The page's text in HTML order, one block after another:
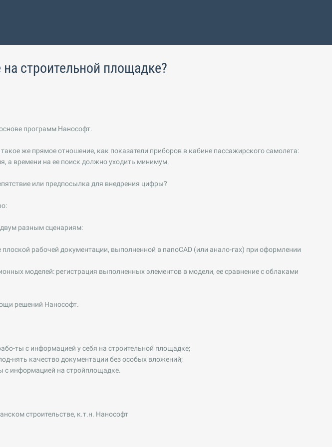
строительной площадке?
программ Нанософт.
же прямое отношение, как показатели приборов в кабине пассажирского самолета:
а времени на ее поиск должно уходить минимум.
или предпосылка для внедрения цифры?
разным сценариям:
рабочей документации, выполненной в nanoCAD (или анало-гах) при оформлении
моделей: регистрация выполненных элементов в модели, ее сравнение с облаками
решений Нанософт.
ты с информацией у себя на строительной площадке;
нять качество документации без особых вложений;
с информацией на стройплощадке.
строительстве, к.т.н. Нанософт